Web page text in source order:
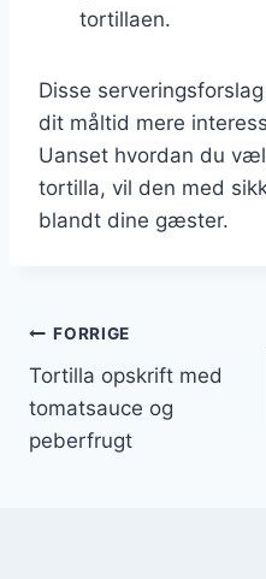
tortillaen.
Disse
dit måltid mere
Uanset hvordan du
tortilla, vil den med
blandt dine gæster.
FORRIGE
Tortilla opskrift med
tomatsauce og
peberfrugt